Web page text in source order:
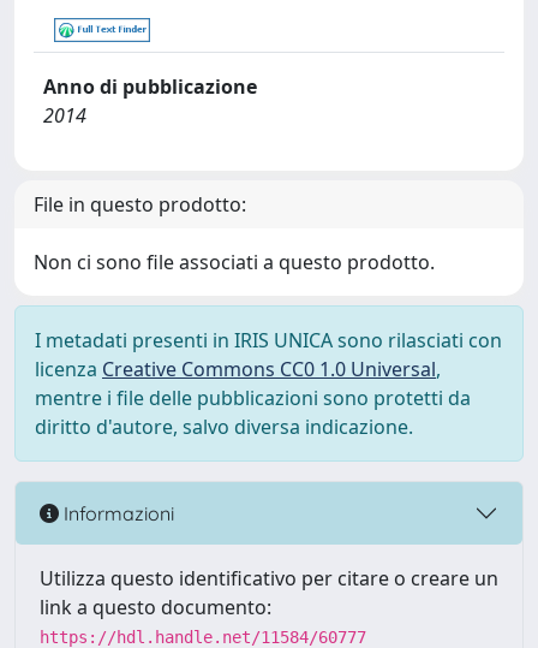
Anno di pubblicazione
2014
File in questo prodotto:
Non ci sono file associati a questo prodotto.
I metadati presenti in IRIS UNICA sono rilasciati con
licenza Creative Commons CC0 1.0 Universal,
mentre i file delle pubblicazioni sono protetti da
diritto d'autore, salvo diversa indicazione.
Informazioni
Utilizza questo identificativo per citare o creare un
link a questo documento:
https://hdl.handle.net/11584/60777